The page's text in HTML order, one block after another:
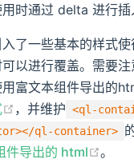
时通过 delta 进行插
了一些基本的样式
以进行覆盖。需要
富文本组件导出的
，并维护 <ql-
ql-container>
件导出的 html 。